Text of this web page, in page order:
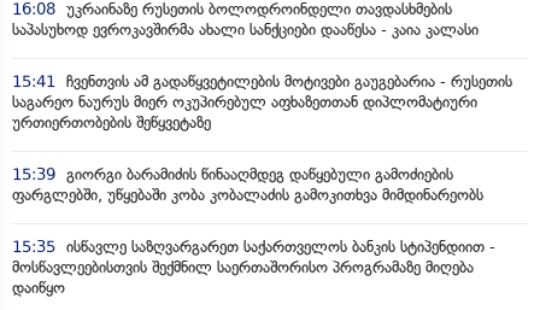
16:08 უკრაინაზე რუსეთის ბოლოდროინდელი თავდასხმების
საპასუხოდ ევროკავშირმა ახალი სანქციები დააწესა - კაია კალასი
15:41
ჩვენთვის ამ გადაწყვეტილების მოტივები გაუგებარია - რუსეთის
საგარეო ნაურუს მიერ ოკუპირებულ აფხაზეთთან დიპლომატიური
ურთიერთობების შეწყვეტაზე
15:39 გიორგი ბარამიძის წინააღმდეგ დაწყებული გამოძიების
ფარგლებში, უწყებაში კობა კობალაძის გამოკითხვა მიმდინარეობს
15:35 ისწავლე საზღვარგარეთ საქართველოს ბანკის სტიპენდიით -
მოსწავლეებისთვის შექმნილ საერთაშორისო პროგრამაზე მიღება
დაიწყო